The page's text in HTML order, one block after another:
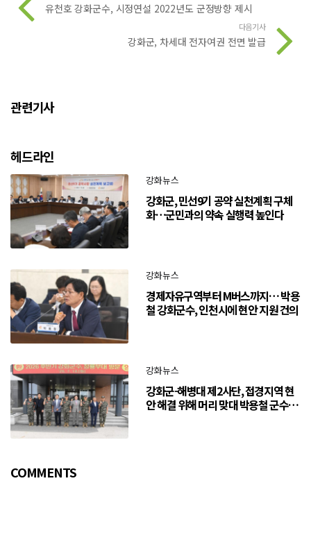
유천호 강화군수, 시정연설 2022년도 군정방향 제시
다음기사
강화군, 차세대 전자여권 전면 발급
관련기사
헤드라인
강화뉴스
강화군, 민선9기 공약 실천계획 구체
화…군민과의 약속 실행력 높인다
강화뉴스
경제자유구역부터 M버스까지… 박용
철 강화군수, 인천시에 현안 지원 건의
강화뉴스
강화군-해병대 제2사단, 접경지역 현
안 해결 위해 머리 맞대 박용철 군수
COMMENTS